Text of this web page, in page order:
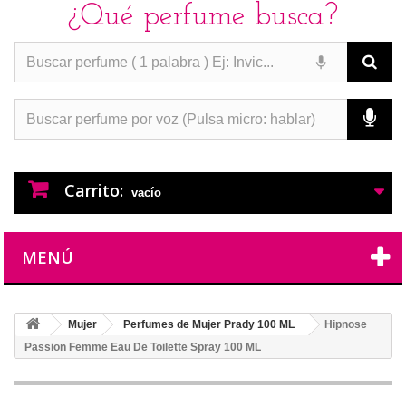
¿Qué perfume busca?
Carrito: vacío
MENÚ
Mujer Perfumes de Mujer Prady 100 ML
Hipnose
Passion Femme Eau De Toilette Spray 100 ML